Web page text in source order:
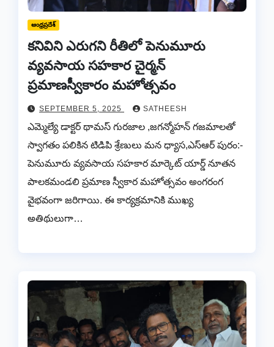
ఆంధ్రప్రదేశ్
కనివిని ఎరుగని రీతిలో పెనుమూరు
వ్యవసాయ సహకార చైర్మన్
ప్రమాణస్వీకారం మహోత్సవం
SEPTEMBER 5, 2025 SATHEESH
ఎమ్మెల్యే డాక్టర్ థామస్ గురజాల ,జగన్మోహన్ గజమాలతో
స్వాగతం పలికిన టిడిపి శ్రేణులు మన ధ్యాస,ఎస్ఆర్ పురం:-
పెనుమూరు వ్యవసాయ సహకార మార్కెట్ యార్డ్ నూతన
పాలకమండలి ప్రమాణ స్వీకార మహోత్సవం అంగరంగ
వైభవంగా జరిగాయి. ఈ కార్యక్రమానికి ముఖ్య
అతిథులుగా…